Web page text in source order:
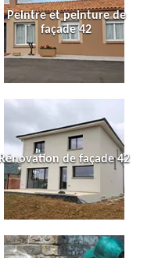
Peintre et peinture de
façade 42
Rénovation de façade 42